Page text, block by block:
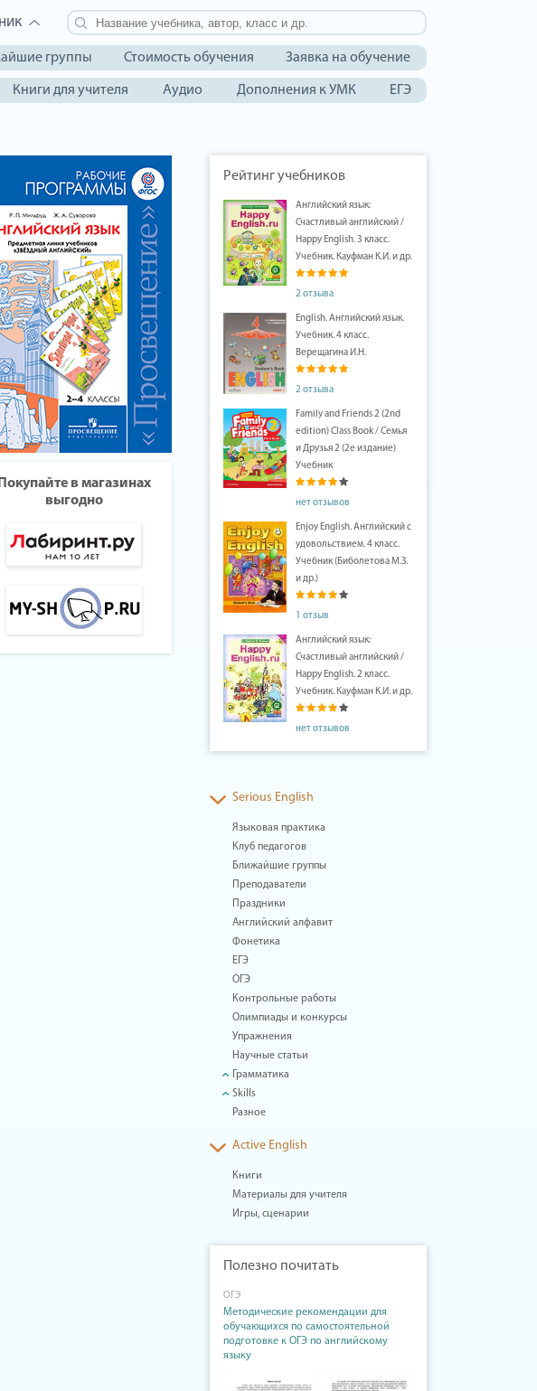
группы Стоимость обучения Заявка на обучение
Книги для учителя Аудио Дополнения к УМК ЕГЭ
Покупайте в магазинах
выгодно
Рейтинг учебников
Английский язык:
Счастливый английский /
Happy English. 3 класс.
Учебник. Кауфман К.И. и др.
2 отзыва
English. Английский язык.
Учебник. 4 класс.
Верещагина И.Н.
2 отзыва
Family and Friends 2 (2nd
edition) Class Book / Семья
и Друзья 2 (2е издание)
Учебник
нет отзывов
Enjoy English. Английский с
удовольствием. 4 класс.
Учебник (Биболетова М.З.
и др.)
1 отзыв
Английский язык:
Счастливый английский /
Happy English. 2 класс.
Учебник. Кауфман К.И. и др.
нет отзывов
Serious English
Языковая практика
Клуб педагогов
Ближайшие группы
Преподаватели
Праздники
Английский алфавит
Фонетика
ЕГЭ
ОГЭ
Контрольные работы
Олимпиады и конкурсы
Упражнения
Научные статьи
Грамматика
Skills
Разное
Active English
Книги
Материалы для учителя
Игры, сценарии
Полезно почитать
ОГЭ
Методические рекомендации для
обучающихся по самостоятельной
подготовке к ОГЭ по английскому
языку